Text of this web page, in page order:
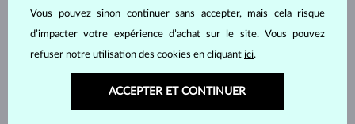
différentes formes - ronde, ovale ou même carrée. Les chaînes
ovales avec des surfaces polies des deux côtés, ce qui donne aux
chaînes un haut degré de lustre et met en valeur la beauté du métal
précieux. Un des grands avantages de ce type de chaîne est sa
résistance et elle excelle en cela par rapport à toutes les autres
variantes de chaînes. Elle se casse rarement et, si elle se casse, peut
Vous pouvez sinon continuer sans accepter, mais cela risque
d’impacter votre expérience d’achat sur le site. Vous pouvez
refuser notre utilisation des cookies en cliquant ici.
ACCEPTER ET CONTINUER